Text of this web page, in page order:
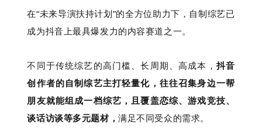
在“未来导演扶持计划”的全方位助力下，自制综艺已
成为抖音上最具爆发力的内容赛道之一。
不同于传统综艺的高门槛、长周期、高成本， 抖音
创作者的自制综艺主打轻量化，往往召集身边一帮
朋友就能组成一档综艺，且覆盖恋综、游戏竞技、
谈话访谈等多元题材，满足不同受众的需求。